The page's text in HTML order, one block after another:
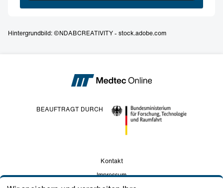
Hintergrundbild: ©NDABCREATIVITY - stock.adobe.com
BEAUFTRAGT DURCH
Kontakt
Impressum